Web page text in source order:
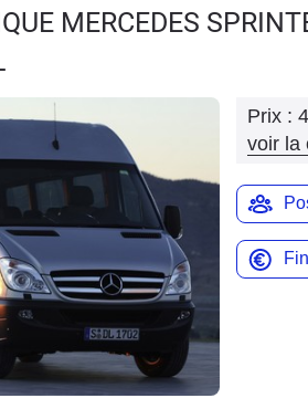
MERCEDES
Prix :
voir la